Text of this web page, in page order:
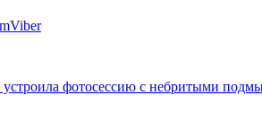
Viber
устроила фотосессию с небритыми